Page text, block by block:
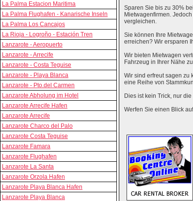
La Palma Estacion Maritima
La Palma Flughafen - Kanarische Inseln
La Palma Los Cancajos
La Rioja - Logroño - Estación Tren
Lanzarote - Aeropuerto
Lanzarote - Arrecife
Lanzarote - Costa Teguise
Lanzarote - Playa Blanca
Lanzarote - Pto.del Carmen
Lanzarote Abholung im Hotel
Lanzarote Arrecife Hafen
Lanzarote Arrecife
Lanzarote Charco del Palo
Lanzarote Costa Teguise
Lanzarote Famara
Lanzarote Flughafen
Lanzarote La Santa
Lanzarote Orzola Hafen
Lanzarote Playa Blanca Hafen
Lanzarote Playa Blanca
Sparen Sie bis zu 30%
Mietwagenfirmen.
vergleichen.
Sie können Ihre
erreichen? Wir ersparen
Wir bieten Mietwagen
Fahrzeug in Ihrer Nähe
Wir sind erfreut sagen zu
eine Reihe von
Dies ist kein Trick, nur
Werfen Sie einen Blick